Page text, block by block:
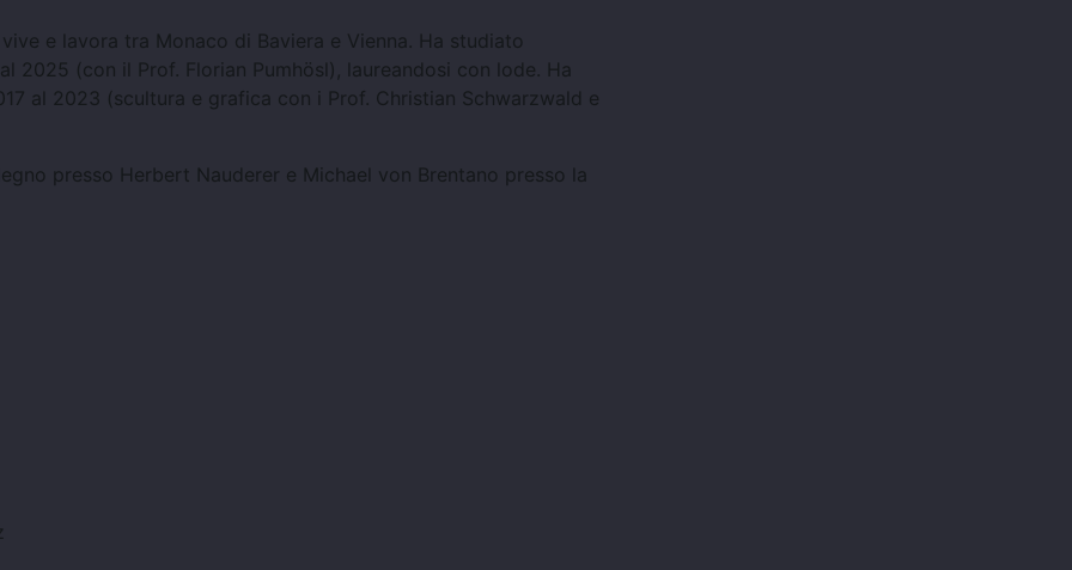
e lavora tra Monaco di Baviera e Vienna. Ha studiato
2025 (con il Prof. Florian Pumhösl), laureandosi con lode. Ha
al 2023 (scultura e grafica con i Prof. Christian Schwarzwald e
presso Herbert Nauderer e Michael von Brentano presso la